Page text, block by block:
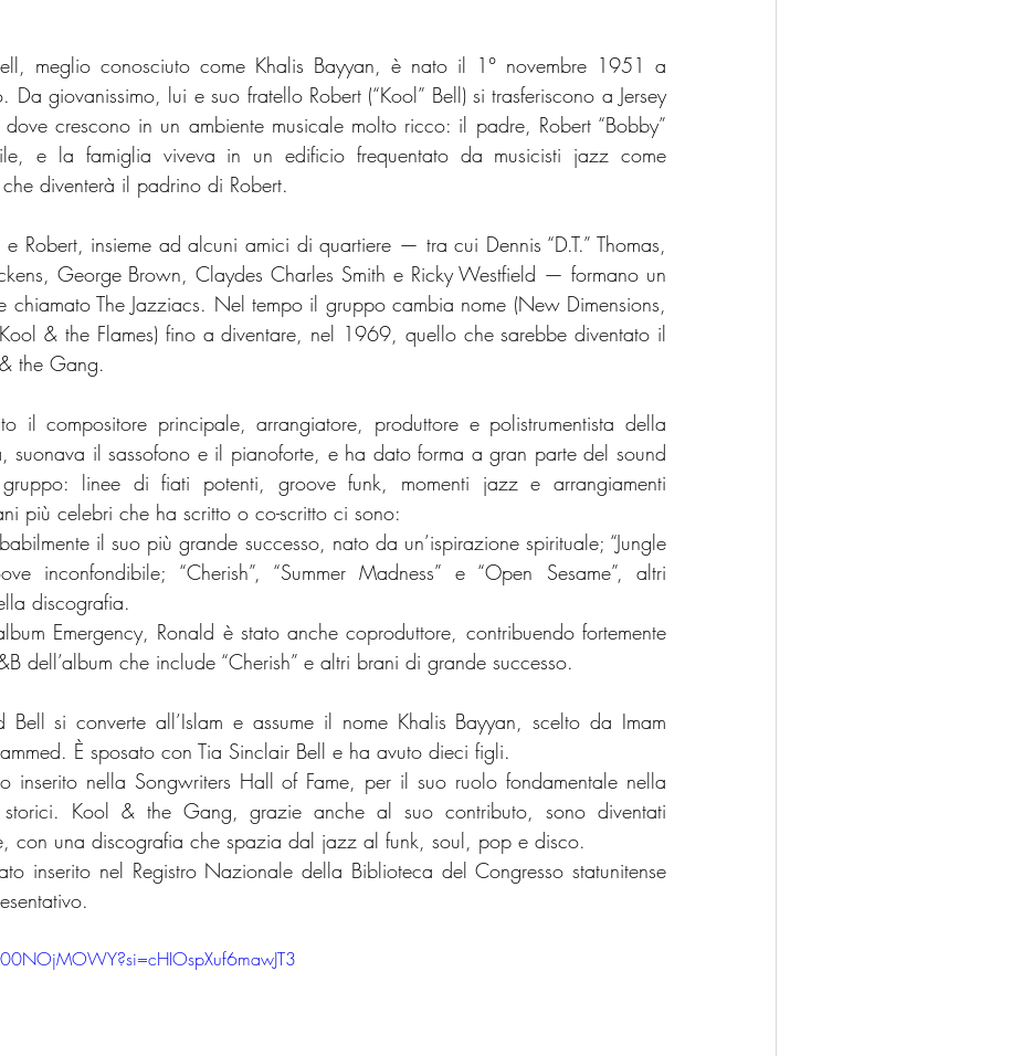
meglio conosciuto come Khalis Bayyan, è nato il 1° novembre 1951 a
Da giovanissimo, lui e suo fratello Robert (“Kool” Bell) si trasferiscono a Jersey
crescono in un ambiente musicale molto ricco: il padre, Robert “Bobby”
e la famiglia viveva in un edificio frequentato da musicisti jazz come
diventerà il padrino di Robert.
Robert, insieme ad alcuni amici di quartiere — tra cui Dennis “D.T.” Thomas,
George Brown, Claydes Charles Smith e Ricky Westfield — formano un
chiamato The Jazziacs. Nel tempo il gruppo cambia nome (New Dimensions,
& the Flames) fino a diventare, nel 1969, quello che sarebbe diventato il
the Gang.
il compositore principale, arrangiatore, produttore e polistrumentista della
suonava il sassofono e il pianoforte, e ha dato forma a gran parte del sound
linee di fiati potenti, groove funk, momenti jazz e arrangiamenti
più celebri che ha scritto o co-scritto ci sono:
il suo più grande successo, nato da un’ispirazione spirituale; “Jungle
inconfondibile; “Cherish”, “Summer Madness” e “Open Sesame”, altri
discografia.
Emergency, Ronald è stato anche coproduttore, contribuendo fortemente
dell’album che include “Cherish” e altri brani di grande successo.
si converte all’Islam e assume il nome Khalis Bayyan, scelto da Imam
È sposato con Tia Sinclair Bell e ha avuto dieci figli.
inserito nella Songwriters Hall of Fame, per il suo ruolo fondamentale nella
Kool & the Gang, grazie anche al suo contributo, sono diventati
con una discografia che spazia dal jazz al funk, soul, pop e disco.
inserito nel Registro Nazionale della Biblioteca del Congresso statunitense